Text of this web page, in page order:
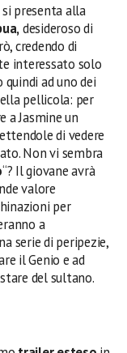
si presenta alla
desideroso di
credendo di
interessato solo
ad uno dei
pellicola: per
Jasmine un
di vedere
Non vi sembra
“? Il giovane avrà
valore
per
a
serie di peripezie,
il Genio e ad
del sultano.